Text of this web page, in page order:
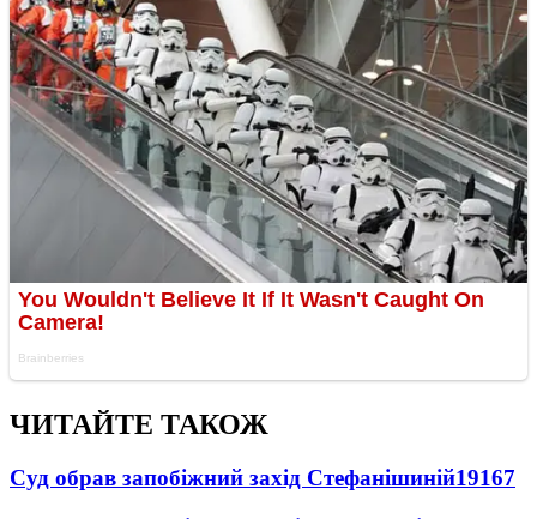
ЧИТАЙТЕ ТАКОЖ
Суд обрав запобіжний захід Стефанішиній19167